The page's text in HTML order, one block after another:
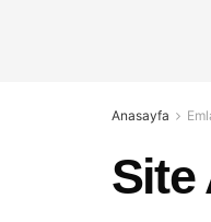
Anasayfa
Site